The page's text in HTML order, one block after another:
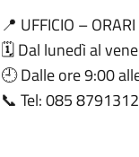
📍 UFFICIO –
🗓️ Dal lunedì al
🕘 Dalle ore 9:00
📞 Tel: 085 8791312